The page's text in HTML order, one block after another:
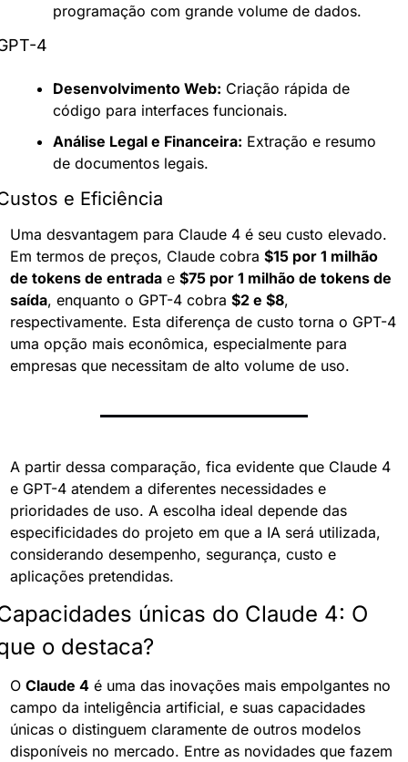
programação com grande volume de dados.
4
Desenvolvimento Web: Criação rápida de
código para interfaces funcionais.
Análise Legal e Financeira: Extração e resumo
de documentos legais.
e Eficiência
Uma desvantagem para Claude 4 é seu custo elevado.
Em termos de preços, Claude cobra $15 por 1 milhão
de tokens de entrada e $75 por 1 milhão de tokens de
saída, enquanto o GPT-4 cobra $2 e $8,
respectivamente. Esta diferença de custo torna o GPT-4
uma opção mais econômica, especialmente para
empresas que necessitam de alto volume de uso.
A partir dessa comparação, fica evidente que Claude 4
e GPT-4 atendem a diferentes necessidades e
prioridades de uso. A escolha ideal depende das
especificidades do projeto em que a IA será utilizada,
considerando desempenho, segurança, custo e
aplicações pretendidas.
únicas do Claude 4: O
o destaca?
O Claude 4 é uma das inovações mais empolgantes no
campo da inteligência artificial, e suas capacidades
únicas o distinguem claramente de outros modelos
disponíveis no mercado. Entre as novidades que fazem